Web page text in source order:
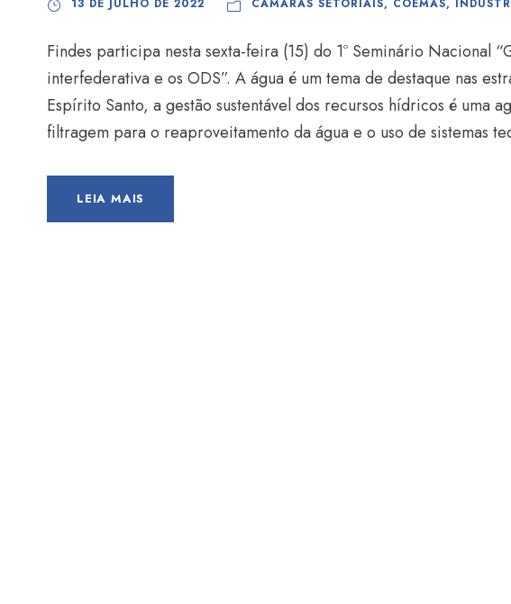
13 DE JULHO DE 2022 CÂMARAS SETORIAIS, COEMAS,
Findes participa nesta sexta-feira (15) do 1º Seminário Nacional
interfederativa e os ODS”. A água é um tema de destaque nas
Espírito Santo, a gestão sustentável dos recursos hídricos é uma
filtragem para o reaproveitamento da água e o uso de sistemas
LEIA MAIS